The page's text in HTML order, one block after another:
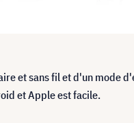
et sans fil et d'un mode
et Apple est facile.